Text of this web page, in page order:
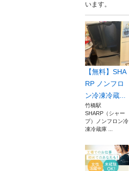
います。
【無料】SHA
RP ノンフロ
ン冷凍冷蔵...
竹橋駅
SHARP（シャー
プ）ノンフロン冷
凍冷蔵庫 ...